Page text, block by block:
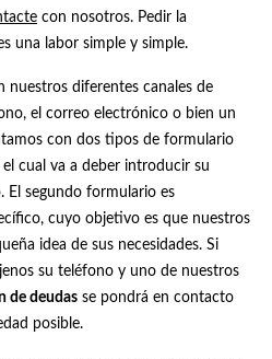
con nosotros. Pedir la
una labor simple y simple.
nuestros diferentes canales de
el correo electrónico o bien un
con dos tipos de formulario
cual va a deber introducir su
El segundo formulario es
cuyo objetivo es que nuestros
idea de sus necesidades. Si
su teléfono y uno de nuestros
de deudas se pondrá en contacto
posible.